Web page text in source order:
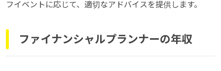
フイベントに応じて、適切なアドバイスを提供します。
ファイナンシャルプランナーの年収